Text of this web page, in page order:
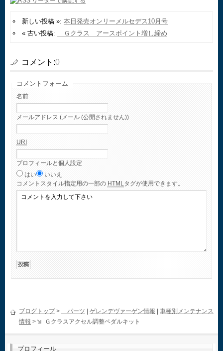
新しい投稿 »: 本日発売オンリーメルセデス10月号
« 古い投稿:
Ｇクラス アースポイント増し締め
コメント:0
コメントフォーム
名前
メールアドレス (メール (公開されません))
URI
プロフィールと個人設定
はい
いいえ
コメント スタイル指定用の一部の HTML タグが使用できます。
ブログトップ> パーツ | ゲレンデヴァーゲン情報 | 車種別メンテナンス
情報 > Ｇクラスアクセル調整ペダルキット
プロフィール